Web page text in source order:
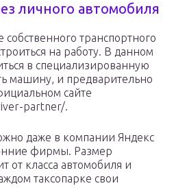
личного автомобиля
транспортного
на работу. В данном
в специализированную
машину, и предварительно
сайте
partner/.
даже в компании Яндекс
фирмы. Размер
от класса автомобиля и
таксопарке свои